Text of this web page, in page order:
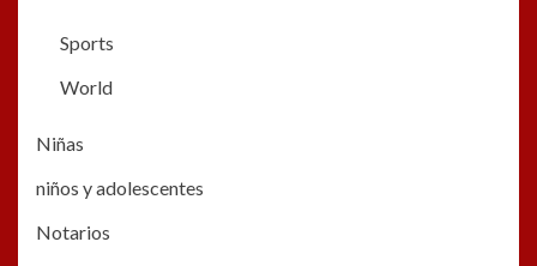
Sports
World
Niñas
niños y adolescentes
Notarios